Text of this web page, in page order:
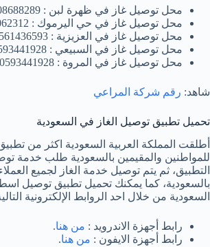
محل توصيل غاز في ظهرة لبن : 0508688289.
محل توصيل غاز في حي اليرموك : 0112062312.
محل توصيل غاز في العزيزية : 0561436593.
محل توصيل غاز في السبيعي : 0593441928.
محل توصيل غاز في المروة : 0593441928.
شاهد: رقم شركة المراعي
تحميل تطبيق توصيل الغاز في السعودية
أطلقت المملكة العربية السعودية اكثر من
للمواطنين والمقيمين بالسعودية طلب خدمة
التطبيق، ثم يتم توصيل خدمة الغاز لجميع
بالسعودية، كما يمكنك تحميل تطبيق توصيل
السعودية من خلال احد الروابط الإلكترونية
رابط أجهزة الاندرويد : من هنا.
رابط أجهزة الايفون : من هنا.